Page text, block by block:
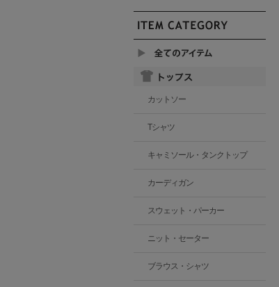
カットソー
Tシャツ
キャミソール・タンクトップ
カーディガン
スウェット・パーカー
ニット・セーター
ブラウス・シャツ